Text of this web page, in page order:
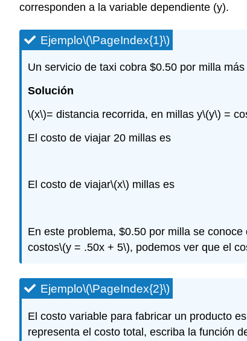
corresponden a la variable dependiente (y).
Ejemplo\(\PageIndex{1}\)
Un servicio de taxi cobra $0.50 por milla
Solución
\(x\)= distancia recorrida, en millas y\(y\) =
El costo de viajar 20 millas es
El costo de viajar\(x\) millas es
En este problema, $0.50 por milla se conoce
costos\(y = .50x + 5\), podemos ver que el
Ejemplo\(\PageIndex{2}\)
El costo variable para fabricar un producto
representa el costo total, escriba la función